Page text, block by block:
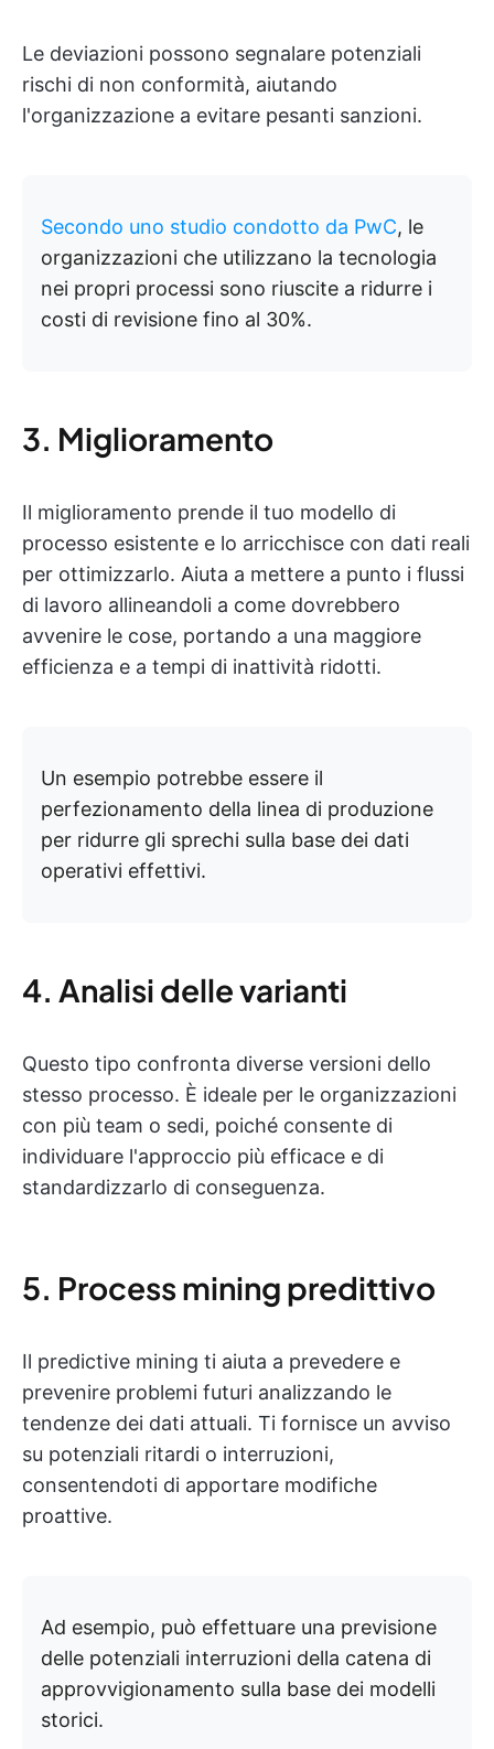
Le deviazioni possono segnalare potenziali
rischi di non conformità, aiutando
l'organizzazione a evitare pesanti sanzioni.
Secondo uno studio condotto da PwC, le
organizzazioni che utilizzano la tecnologia
nei propri processi sono riuscite a ridurre i
costi di revisione fino al 30%.
3. Miglioramento
Il miglioramento prende il tuo modello di
processo esistente e lo arricchisce con dati reali
per ottimizzarlo. Aiuta a mettere a punto i flussi
di lavoro allineandoli a come dovrebbero
avvenire le cose, portando a una maggiore
efficienza e a tempi di inattività ridotti.
Un esempio potrebbe essere il
perfezionamento della linea di produzione
per ridurre gli sprechi sulla base dei dati
operativi effettivi.
4. Analisi delle varianti
Questo tipo confronta diverse versioni dello
stesso processo. È ideale per le organizzazioni
con più team o sedi, poiché consente di
individuare l'approccio più efficace e di
standardizzarlo di conseguenza.
5. Process mining predittivo
Il predictive mining ti aiuta a prevedere e
prevenire problemi futuri analizzando le
tendenze dei dati attuali. Ti fornisce un avviso
su potenziali ritardi o interruzioni,
consentendoti di apportare modifiche
proattive.
Ad esempio, può effettuare una previsione
delle potenziali interruzioni della catena di
approvvigionamento sulla base dei modelli
storici.